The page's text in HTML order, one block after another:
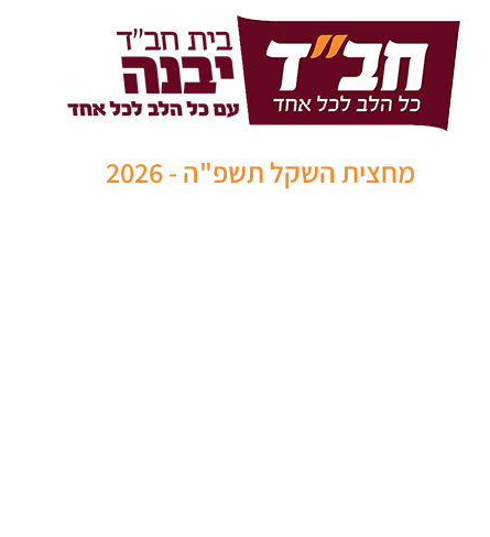
מחצית השקל תשפ"ה - 2026